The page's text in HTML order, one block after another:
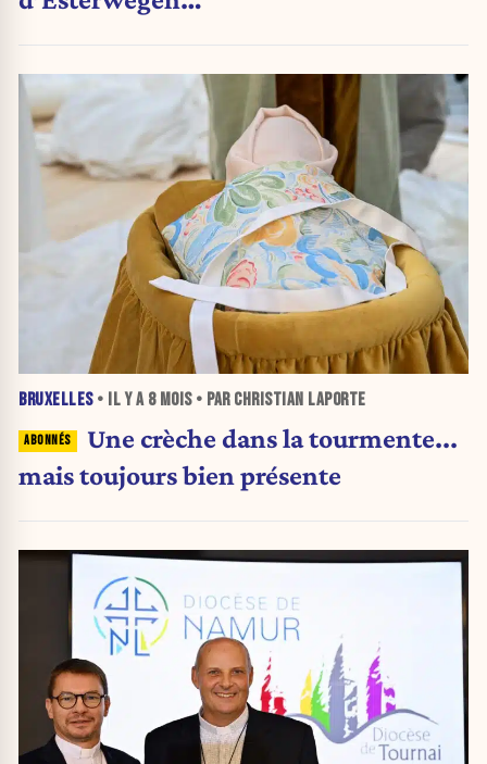
BRUXELLES• IL Y A 8 MOIS• PAR CHRISTIAN LAPORTE
Une crèche dans la tourmente...
mais toujours bien présente